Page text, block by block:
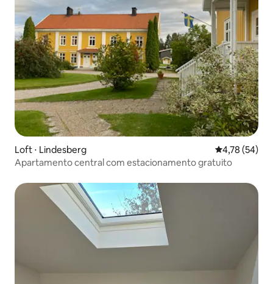
Loft ⋅ Lindesberg 4,78 de uma
4,78 (54)
Apartamento central com estacionamento gratuito